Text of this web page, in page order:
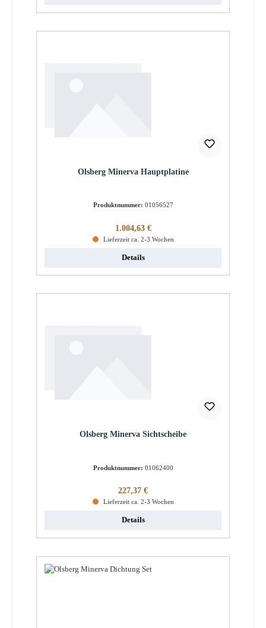
Olsberg Minerva Hauptplatine
Produktnummer: 01056527
Regulärer Preis:
1.004,63 €
Lieferzeit ca. 2-3 Wochen
Details
Olsberg Minerva Sichtscheibe
Produktnummer: 01062400
Regulärer Preis:
227,37 €
Lieferzeit ca. 2-3 Wochen
Details